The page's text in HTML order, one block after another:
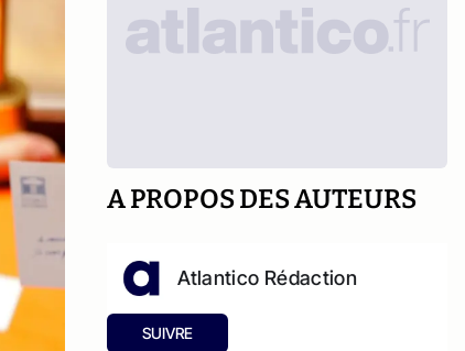
A PROPOS DES AUTEURS
Atlantico Rédaction
SUIVRE